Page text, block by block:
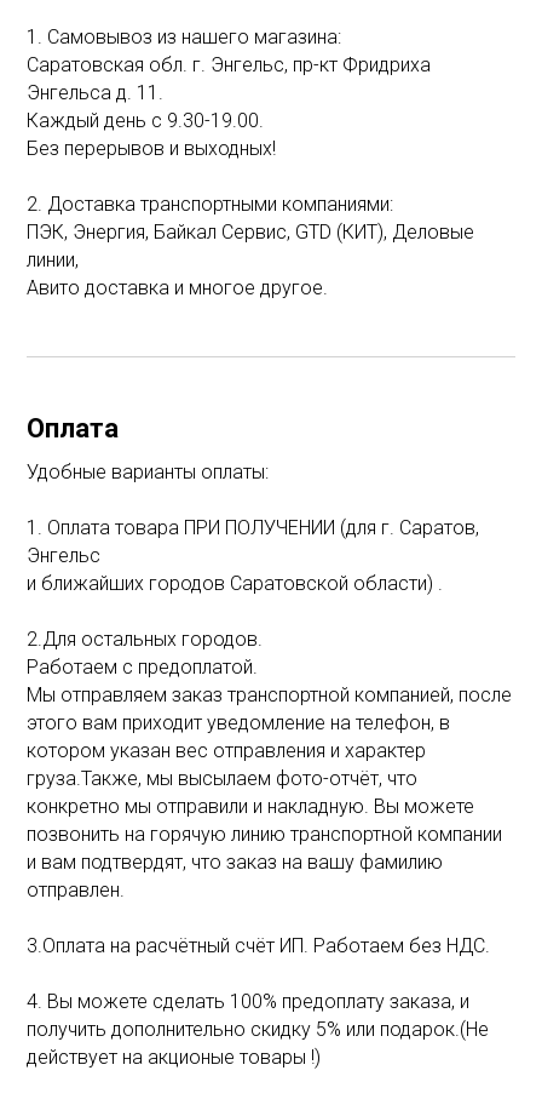
1. Самовывоз из нашего магазина:
Саратовская обл. г. Энгельс, пр-кт Фридриха
Энгельса д. 11.
Каждый день с 9.30-19.00.
Без перерывов и выходных!
2. Доставка транспортными компаниями:
ПЭК, Энергия, Байкал Сервис, GTD (КИТ), Деловые
линии,
Авито доставка и многое другое.
Оплата
Удобные варианты оплаты:
1. Оплата товара ПРИ ПОЛУЧЕНИИ (для г. Саратов,
Энгельс
и ближайших городов Саратовской области) .
2.Для остальных городов.
Работаем с предоплатой.
Мы отправляем заказ транспортной компанией, после
этого вам приходит уведомление на телефон, в
котором указан вес отправления и характер
груза.Также, мы высылаем фото-отчёт, что
конкретно мы отправили и накладную. Вы можете
позвонить на горячую линию транспортной компании
и вам подтвердят, что заказ на вашу фамилию
отправлен.
3.Оплата на расчётный счёт ИП. Работаем без НДС.
4. Вы можете сделать 100% предоплату заказа, и
получить дополнительно скидку 5% или подарок.(Не
действует на акционые товары !)